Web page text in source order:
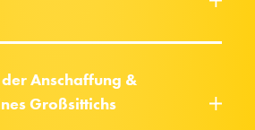
Anschaffung &
Großsittichs